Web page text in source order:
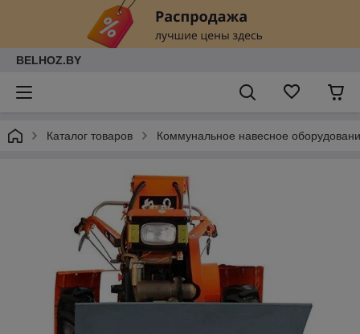
BELHOZ.BY
Каталог товаров Коммунальное навесное